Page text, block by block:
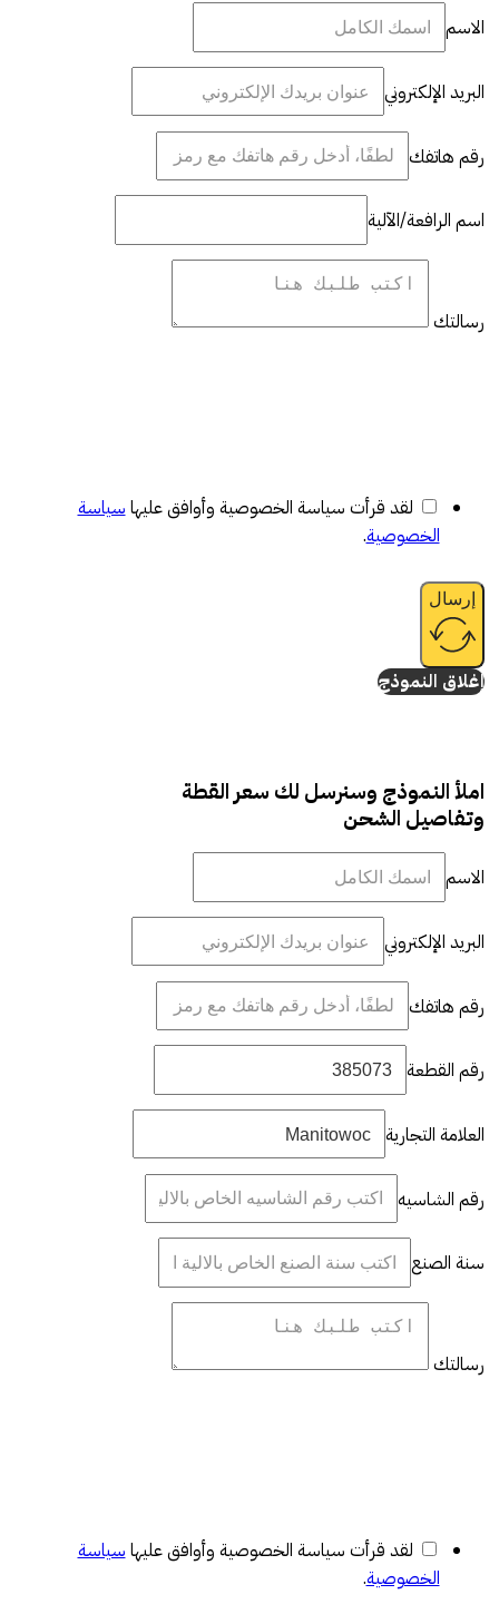
الاسم
البريد الإلكتروني
رقم هاتفك
اسم الرافعة/الآلية
رسالتك
لقد قرأت سياسة الخصوصية وأوافق عليها سياسة
الخصوصية.
إرسال
إغلاق النموذج
املأ النموذج وسنرسل لك سعر القطة
وتفاصيل الشحن
الاسم
البريد الإلكتروني
رقم هاتفك
رقم القطعة
العلامة التجارية
رقم الشاسيه
سنة الصنع
رسالتك
لقد قرأت سياسة الخصوصية وأوافق عليها سياسة
الخصوصية.